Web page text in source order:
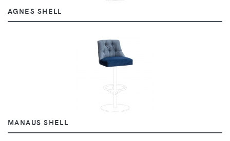
AGNES SHELL
MANAUS SHELL